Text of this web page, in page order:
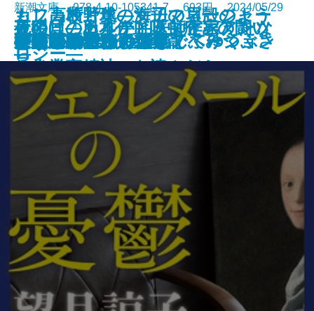
夜が明ける
もし高校野球の女子マネージャー
がドラッカーの『イノベーション
と企業家精神』を読んだら
ひとりでカラカサさしてゆく
ガイズ＆ドールズ
ぼくの哲学
カフカ断片集―海辺の貝殻のよう
にうつろで、ひと足でふみつぶさ
れそうだ―
天狗屋敷の殺人
夜明けのカルテ―医師作家アンソ
ロジー―
最後に「ありがとう」と言えたな
ら
祈願成就
新潮文庫 978-4-10-105341-7 693円 2024/05/29
文庫電子書籍あり
フェルメールの憂鬱
神の悪手
こころの散歩
ここに物語が
身代りの女
ブラームスはお好き
決定版カフカ短編集
イデアの再臨
公孫龍 巻二 赤龍篇
死の貝―日本住血吸虫症との闘い
―